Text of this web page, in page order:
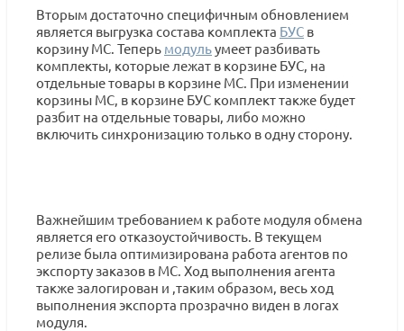
Вторым достаточно специфичным обновлением
является выгрузка состава комплекта БУС в
корзину МС. Теперь модульумеет разбивать
комплекты, которые лежат в корзине БУС, на
отдельные товары в корзине МС. При изменении
корзины МС, в корзине БУС комплект также будет
разбит на отдельные товары, либо можно
включить синхронизацию только в одну сторону.
Важнейшим требованием к работе модуля обмена
является его отказоустойчивость. В текущем
релизе была оптимизирована работа агентов по
экспорту заказов в МС. Ход выполнения агента
также залогирован и ,таким образом, весь ход
выполнения экспорта прозрачно виден в логах
модуля.